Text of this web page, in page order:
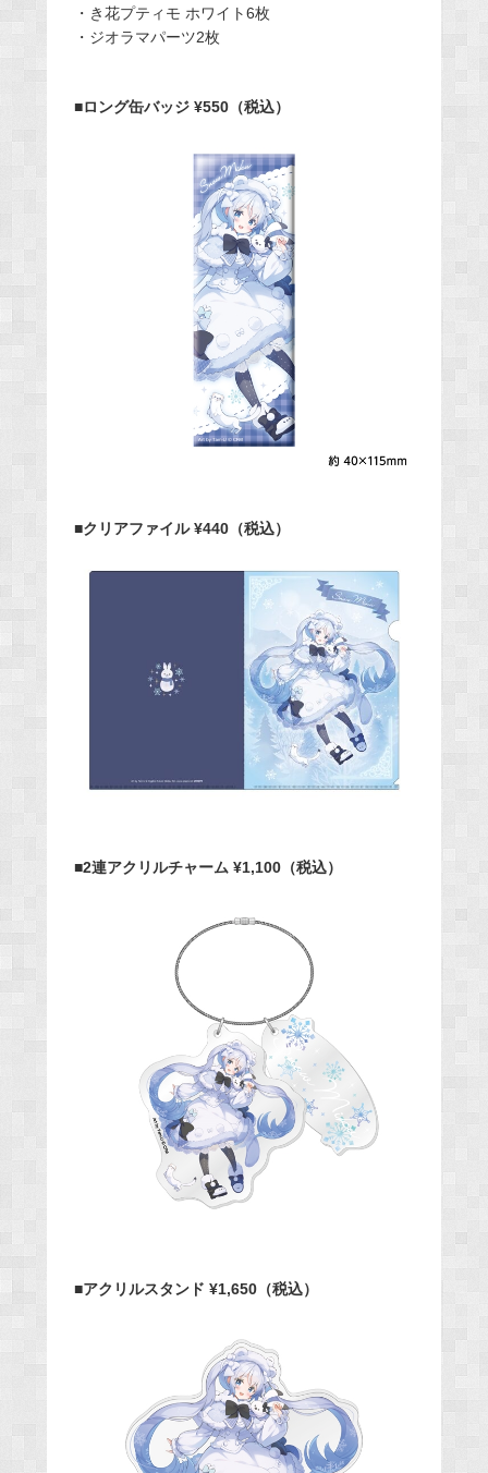
・き花プティモ ホワイト6枚
・ジオラマパーツ2枚
■ロング缶バッジ ¥550（税込）
■クリアファイル ¥440（税込）
■2連アクリルチャーム ¥1,100（税込）
■アクリルスタンド ¥1,650（税込）